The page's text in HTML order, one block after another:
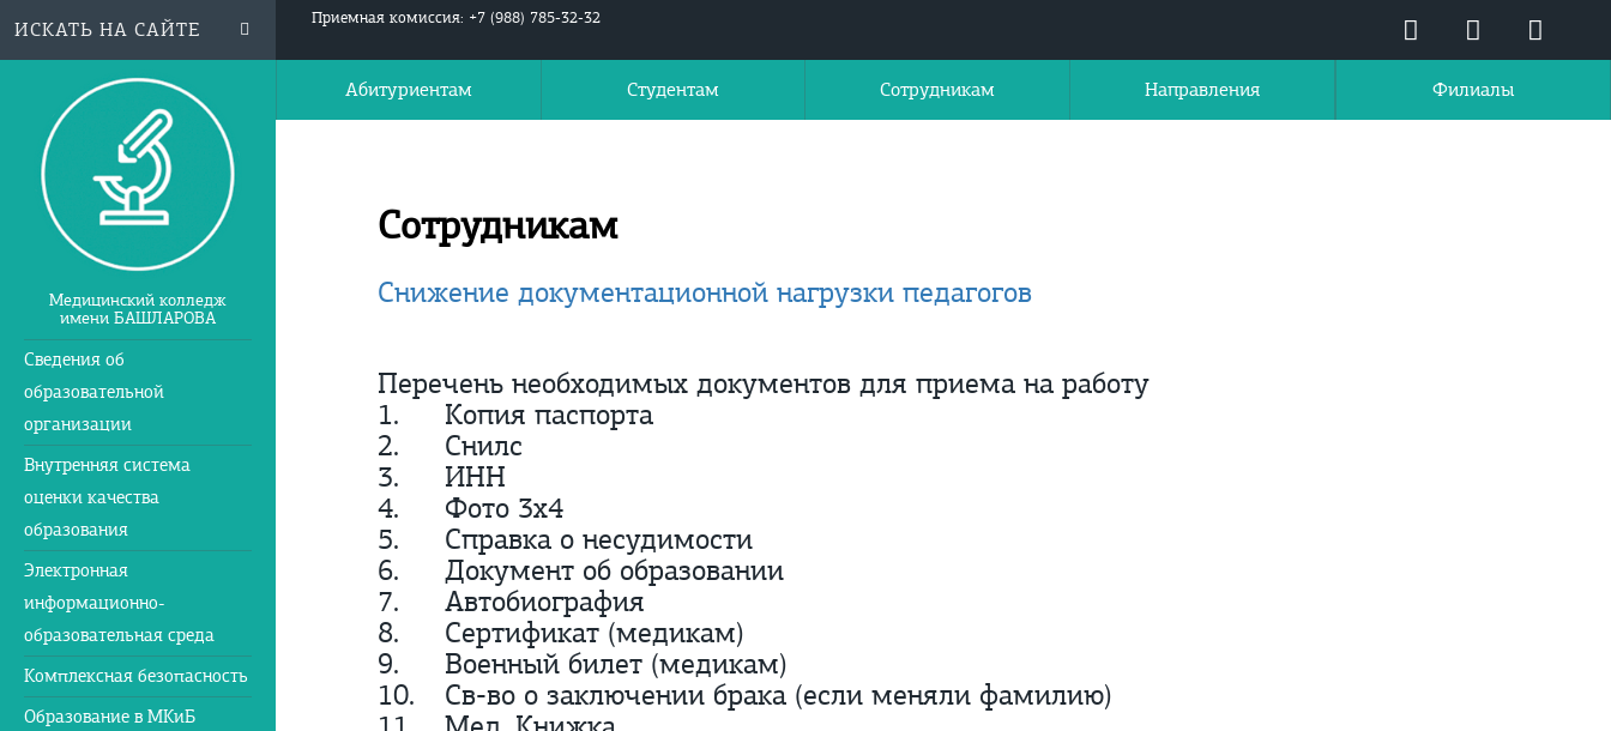
Медицинский колледж
имени БАШЛАРОВА
Сведения об
образовательной
организации
Внутренняя система
оценки качества
образования
Электронная
информационно-
образовательная среда
Комплексная безопасность
Образование в МКиБ
Приемная комиссия: +7 (988) 785-32-32
Абитуриентам Студентам Сотрудникам Направления Филиалы
Сотрудникам
Снижение документационной нагрузки педагогов
Перечень необходимых документов для приема на работу
1.
Копия паспорта
2.
Снилс
3.
ИНН
4.
Фото 3х4
5.
Справка о несудимости
6.
Документ об образовании
7.
Автобиография
8.
Сертификат (медикам)
9.
Военный билет (медикам)
10.
Св-во о заключении брака (если меняли фамилию)